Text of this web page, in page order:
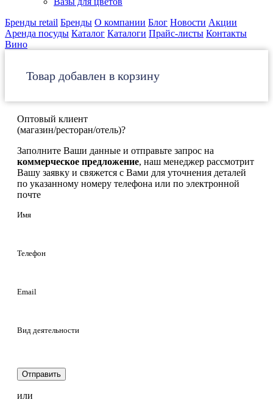
Бренды retail Бренды О компании Блог Новости Акции
Аренда посуды Каталог Каталоги Прайс-листы Контакты
Вино
Товар добавлен в корзину
Оптовый клиент
(магазин/ресторан/отель)?
Заполните Ваши данные и отправьте запрос на
коммерческое предложение, наш менеджер рассмотрит
Вашу заявку и свяжется с Вами для уточнения деталей
по указанному номеру телефона или по электронной
почте
Имя
Телефон
Email
Вид деятельности
Отправить
или